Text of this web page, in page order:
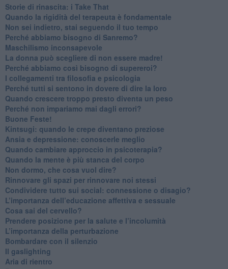
​Storie di rinascita: i Take That
​Quando la rigidità del terapeuta è fondamentale
​Non sei indietro, stai seguendo il tuo tempo
​Perché abbiamo bisogno di Sanremo?
​Maschilismo inconsapevole
​La donna può scegliere di non essere madre!
​Perché abbiamo così bisogno di supereroi?
​I collegamenti tra filosofia e psicologia
​Perché tutti si sentono in dovere di dire la loro
​Quando crescere troppo presto diventa un peso
​Perché non impariamo mai dagli errori?
​Buone Feste!
​Kintsugi: quando le crepe diventano preziose
Ansia e depressione: conoscerle meglio
Quando cambiare approccio in psicoterapia?
​Quando la mente è più stanca del corpo
Non dormo, che cosa vuol dire?
​Rinnovare gli spazi per rinnovare noi stessi
​Condividere tutto sui social: connessione o disagio?
​L’importanza dell’educazione affettiva e sessuale
​Cosa sai del cervello?
Prendere posizione per la salute e l’incolumità
L’importanza della perturbazione
​Bombardare con il silenzio
Il gaslighting
Aria di rientro